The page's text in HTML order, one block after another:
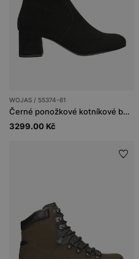
WOJAS / 55374-61
Černé ponožkové kotníkové boty
3299.00 Kč